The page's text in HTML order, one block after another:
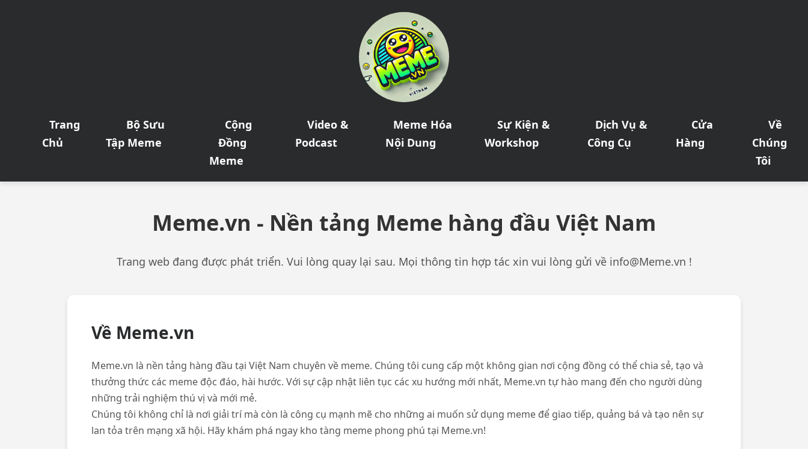
Trang
Chủ
Bộ Sưu
Tập Meme
Cộng
Đồng
Meme
Video &
Podcast
Meme Hóa
Nội Dung
Sự Kiện &
Workshop
Dịch Vụ &
Công Cụ
Cửa
Hàng
Về
Chúng
Tôi
Meme.vn - Nền tảng Meme hàng đầu Việt Nam
Trang web đang được phát triển. Vui lòng quay lại sau. Mọi thông tin hợp tác xin vui lòng gửi về info@Meme.vn !
Về Meme.vn
Meme.vn là nền tảng hàng đầu tại Việt Nam chuyên về meme. Chúng tôi cung cấp một không gian nơi cộng đồng có thể chia sẻ, tạo và
thưởng thức các meme độc đáo, hài hước. Với sự cập nhật liên tục các xu hướng mới nhất, Meme.vn tự hào mang đến cho người dùng
những trải nghiệm thú vị và mới mẻ.
Chúng tôi không chỉ là nơi giải trí mà còn là công cụ mạnh mẽ cho những ai muốn sử dụng meme để giao tiếp, quảng bá và tạo nên sự
lan tỏa trên mạng xã hội. Hãy khám phá ngay kho tàng meme phong phú tại Meme.vn!